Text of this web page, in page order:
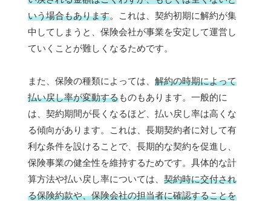
いう場合もあります。これは、契約初期に解約が集
中してしまうと、保険会社が事業を安定して運営し
ていくことが難しくなるためです。
また、保険の種類によっては、 解約の時期によって
払い戻し率が変動するものもあります。一般的に
は、契約期間が長くなるほど、払い戻し率は高くな
る傾向があります。これは、長期契約者に対して有
利な条件を設けることで、長期的な契約を促進し、
保険事業の健全性を維持するためです。具体的な計
算方法や払い戻し率については、 契約時に交付され
る保険約款や、保険会社の担当者に確認することを